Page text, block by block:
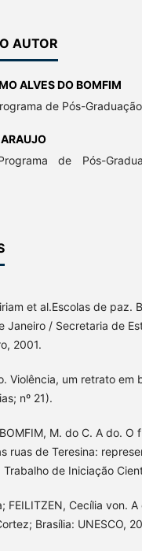
AUTOR
ALVES DO BOMFIM
de Pós-
de Pós-
et al.Escolas de paz.
Janeiro / Secretaria de
2001.
Violência, um retrato em
nº 21).
M. do C. A do.
ruas de Teresina:
de Iniciação
FEILITZEN, Cecília von.
Brasília: UNESCO,